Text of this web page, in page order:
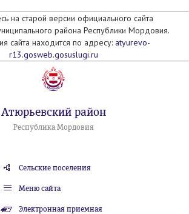
на старой версии официального сайта
района Республики Мордовия.
сайта находится по адресу: atyurevo-
r13.gosweb.gosuslugi.ru
Атюрьевский район
Республика Мордовия
Сельские поселения
Меню сайта
Электронная приемная